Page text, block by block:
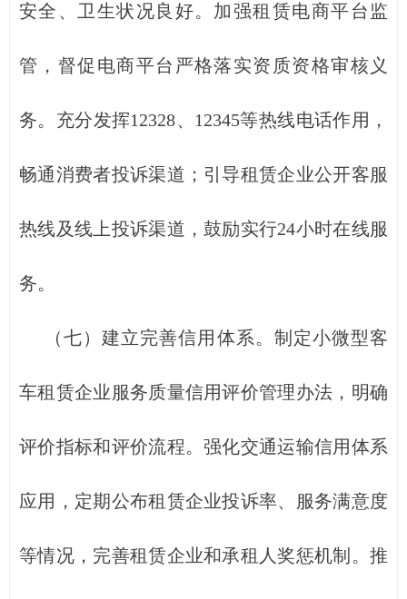
安全、卫生状况良好。加强租赁电商平台监
管，督促电商平台严格落实资质资格审核义
务。充分发挥12328、12345等热线电话作用，
畅通消费者投诉渠道；引导租赁企业公开客服
热线及线上投诉渠道，鼓励实行24小时在线服
务。
（七）建立完善信用体系。制定小微型客
车租赁企业服务质量信用评价管理办法，明确
评价指标和评价流程。强化交通运输信用体系
应用，定期公布租赁企业投诉率、服务满意度
等情况，完善租赁企业和承租人奖惩机制。推